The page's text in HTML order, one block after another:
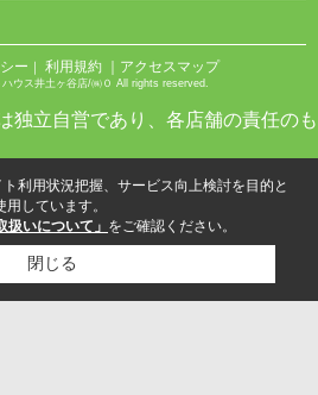
ー ｜ 利用規約 ｜アクセスマップ
ウス井土ヶ谷店/㈱０ All rights reserved.
独立自営であり、各店舗の責任のも
利用状況把握、サービス向上検討を目的と
しています。
扱いについて」 をご確認ください。
閉じる